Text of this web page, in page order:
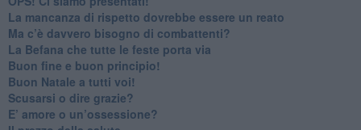
​La mancanza di rispetto dovrebbe essere un reato
​Ma c’è davvero bisogno di combattenti?
​La Befana che tutte le feste porta via
Buon fine e buon principio!
​Buon Natale a tutti voi!
​Scusarsi o dire grazie?
​E’ amore o un’ossessione?